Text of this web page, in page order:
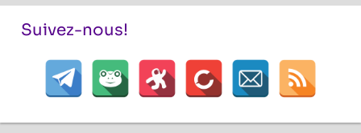
Suivez-nous!